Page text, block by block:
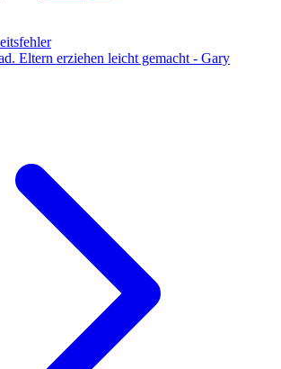
Eltern erziehen leicht gemacht - Gary